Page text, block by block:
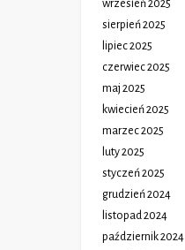
wrzesień 2025
sierpień 2025
lipiec 2025
czerwiec 2025
maj 2025
kwiecień 2025
marzec 2025
luty 2025
styczeń 2025
grudzień 2024
listopad 2024
październik 2024